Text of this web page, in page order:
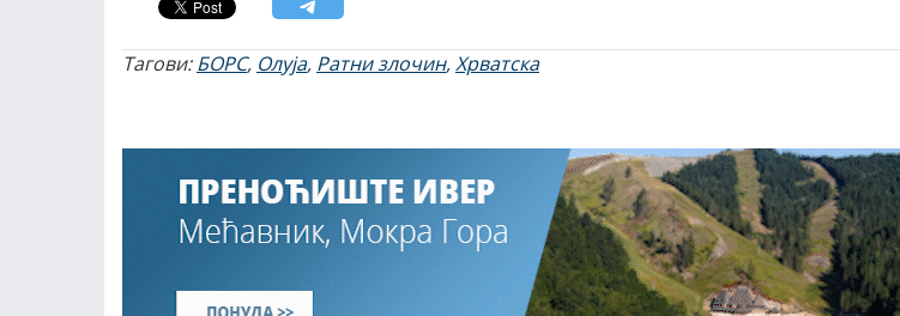
Тагови:БОРС, Олуја, Ратни злочин,Хрватска